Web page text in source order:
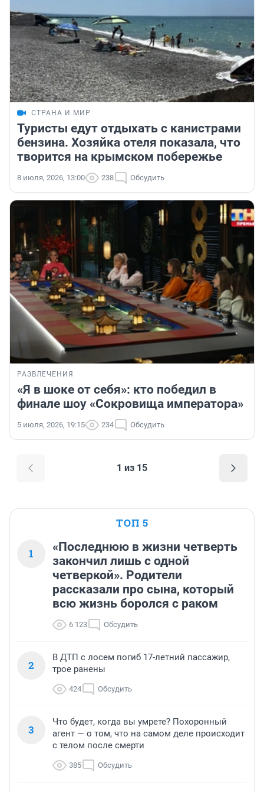
СТРАНА И МИР
Туристы едут отдыхать с канистрами
бензина. Хозяйка отеля показала, что
творится на крымском побережье
8 июля, 2026, 13:00 238 Обсудить
РАЗВЛЕЧЕНИЯ
«Я в шоке от себя»: кто победил в
финале шоу «Сокровища императора»
5 июля, 2026, 19:15 234 Обсудить
1 из 15
ТОП 5
1
«Последнюю в жизни четверть
закончил лишь с одной
четверкой». Родители
рассказали про сына, который
всю жизнь боролся с раком
6 123 Обсудить
2
В ДТП с лосем погиб 17-летний пассажир,
трое ранены
424 Обсудить
3
Что будет, когда вы умрете? Похоронный
агент — о том, что на самом деле происходит
с телом после смерти
385 Обсудить